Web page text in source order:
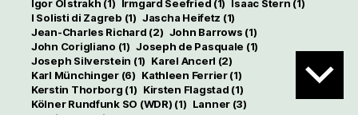
Igor OÏstrakh (1) Irmgard Seefried (1) Isaac Stern (1)
I Solisti di Zagreb (1) Jascha Heifetz (1)
Jean-Charles Richard (2) John Barrows (1)
John Corigliano (1) Joseph de Pasquale (1)
Joseph Silverstein (1) Karel Ancerl (2)
Karl Münchinger(6) Kathleen Ferrier(1)
Kerstin Thorborg (1) Kirsten Flagstad (1)
Kölner Rundfunk SO (WDR) (1) Lanner (3)